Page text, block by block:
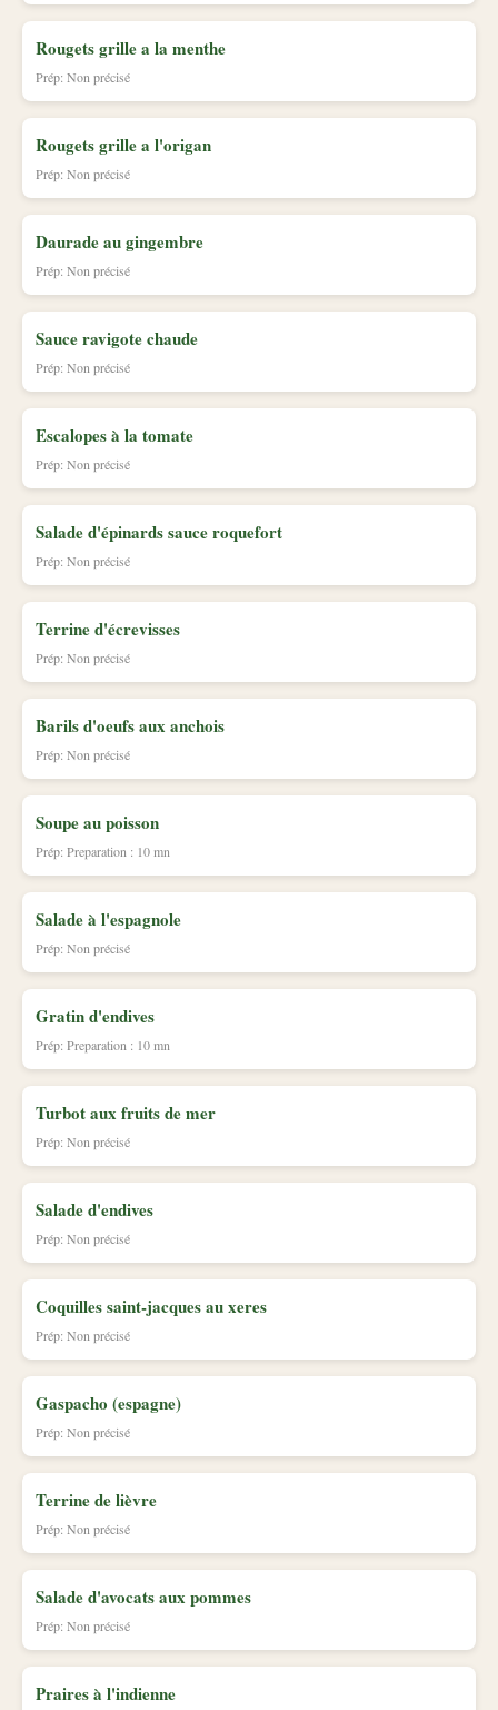
Rougets grille a la menthe
Prép: Non précisé
Rougets grille a l'origan
Prép: Non précisé
Daurade au gingembre
Prép: Non précisé
Sauce ravigote chaude
Prép: Non précisé
Escalopes à la tomate
Prép: Non précisé
Salade d'épinards sauce roquefort
Prép: Non précisé
Terrine d'écrevisses
Prép: Non précisé
Barils d'oeufs aux anchois
Prép: Non précisé
Soupe au poisson
Prép: Preparation : 10 mn
Salade à l'espagnole
Prép: Non précisé
Gratin d'endives
Prép: Preparation : 10 mn
Turbot aux fruits de mer
Prép: Non précisé
Salade d'endives
Prép: Non précisé
Coquilles saint-jacques au xeres
Prép: Non précisé
Gaspacho (espagne)
Prép: Non précisé
Terrine de lièvre
Prép: Non précisé
Salade d'avocats aux pommes
Prép: Non précisé
Praires à l'indienne